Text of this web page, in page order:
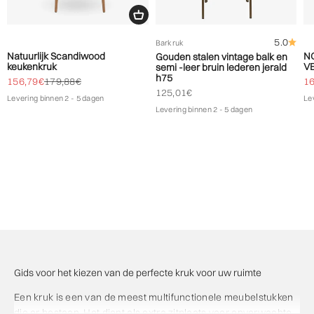
Natuurlijk Scandiwood
keukenkruk
Biedprijs aanbieden
156,79€Normale prijs
179,88€
Levering binnen 2 - 5 dagen
Barkruk
5.0
Gouden stalen vintage balk en
semi -leer bruin lederen jerald
h75
Biedprijs aanbieden
125,01€
Levering binnen 2 - 5 dagen
Gids voor het kiezen van de perfecte kruk voor uw ruimte
Een kruk is een van de meest multifunctionele meubelstukken